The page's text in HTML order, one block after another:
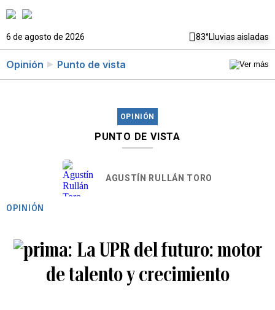
6 de agosto de 2026 83°Lluvias aisladas
Opinión Punto de vista
OPINIÓN
PUNTO DE VISTA
AGUSTÍN RULLÁN TORO
OPINIÓN
La UPR del futuro: motor
de talento y crecimiento